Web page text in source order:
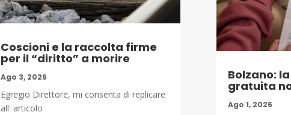
Coscioni e la raccolta firme
per il “diritto” a morire
Ago 3, 2026
Egregio Direttore, mi consenta di replicare
all' articolo
Bolzano:
gratuita
Ago 1, 2026